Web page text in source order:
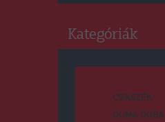
Kategóriák
CSÍKSZÉK
DUMA DUBA